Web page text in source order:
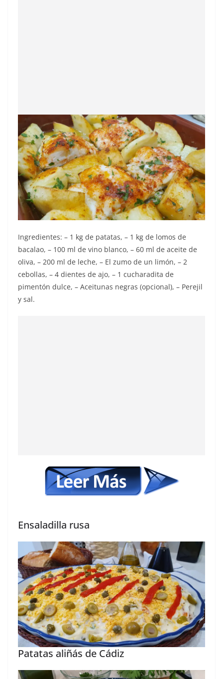
Ingredientes: – 1 kg de patatas, – 1 kg de lomos de
bacalao, – 100 ml de vino blanco, – 60 ml de aceite de
oliva, – 200 ml de leche, – El zumo de un limón, – 2
cebollas, – 4 dientes de ajo, – 1 cucharadita de
pimentón dulce, – Aceitunas negras (opcional), – Perejil
y sal.
Ensaladilla rusa
Patatas aliñás de Cádiz